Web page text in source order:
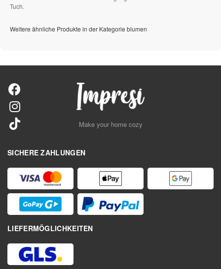
Tuch.
Weitere ähnliche Produkte in der Kategorie blumen
Make your home cozy
SICHERE ZAHLUNGEN
LIEFERMÖGLICHKEITEN